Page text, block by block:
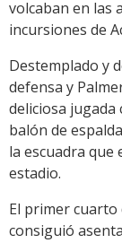
volcaban en las
incursiones de
Destemplado y
defensa y
deliciosa jugada
balón de
la escuadra que
estadio.
El primer cuarto
consiguió